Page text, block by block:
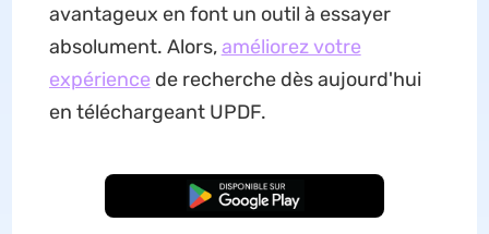
avantageux en font un outil à essayer
absolument. Alors,améliorez votre
expérience de recherche dès aujourd'hui
en téléchargeant UPDF.
TÉLÉCHARGER